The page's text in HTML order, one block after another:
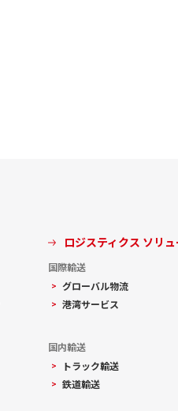
ロジスティクス ソリ
国際輸送
グローバル物流
港湾サービス
国内輸送
トラック輸送
鉄道輸送